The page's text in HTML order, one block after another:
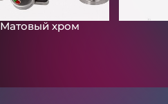
Матовый хром